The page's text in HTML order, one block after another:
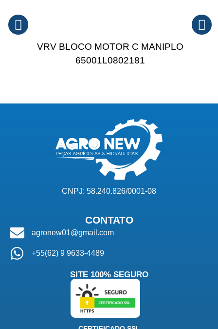
VRV BLOCO MOTOR C MANIPLO
65001L0802181
CNPJ: 58.240.826/0001-08
CONTATO
agronew01@gmail.com
+55(62) 9 9633-4489
SITE 100% SEGURO